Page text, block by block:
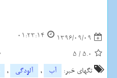
1396/09/09
01:23:14
5.0
/
5
تگهای خبر:
آب , آلودگی ,